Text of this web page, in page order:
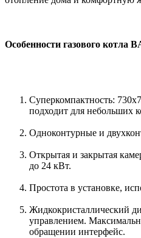
Особенности газового котла
Суперкомпактность:
подходит для небольших
Одноконтурные и
Открытая и закрытая
до 24 кВт.
Простота в установке,
Жидкокристаллический
управлением.
обращении интерфейс.